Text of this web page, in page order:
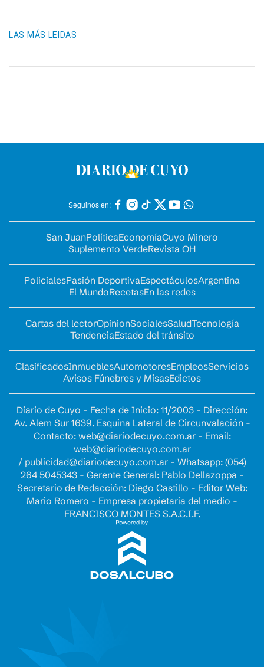
LAS MÁS LEIDAS
Seguinos en:
San JuanPolíticaEconomíaCuyo Minero
Suplemento VerdeRevista OH
PolicialesPasión DeportivaEspectáculosArgentina
El MundoRecetasEn las redes
Cartas del lectorOpinionSocialesSaludTecnología
TendenciaEstado del tránsito
ClasificadosInmueblesAutomotoresEmpleosServicios
Avisos Fúnebres y MisasEdictos
Diario de Cuyo - Fecha de Inicio: 11/2003 - Dirección:
Av. Alem Sur 1639. Esquina Lateral de Circunvalación -
Contacto: web@diariodecuyo.com.ar- Email:
web@diariodecuyo.com.ar
/ publicidad@diariodecuyo.com.ar- Whatsapp: (054)
264 5045343 - Gerente General: Pablo Dellazoppa -
Secretario de Redacción: Diego Castillo - Editor Web:
Mario Romero - Empresa propietaria del medio -
FRANCISCO MONTES S.A.C.I.F.